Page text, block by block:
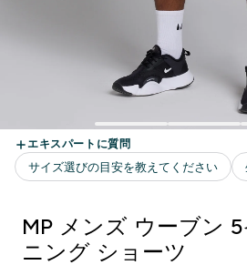
MP メンズ ウーブン
ニング ショーツ